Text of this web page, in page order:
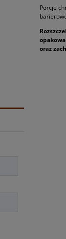
Porcje
oraz